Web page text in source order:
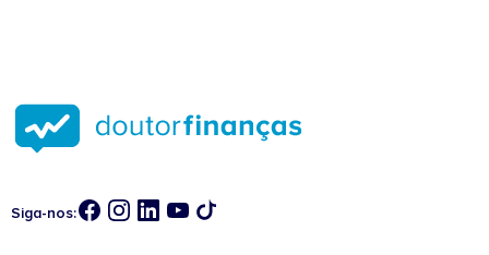
Siga-nos: